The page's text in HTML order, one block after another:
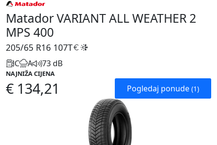
Matador VARIANT ALL WEATHER 2
MPS 400
205/65 R16 107T
C A 73 dB
NAJNIŽA CIJENA
€ 134,21 Pogledaj ponude (1)